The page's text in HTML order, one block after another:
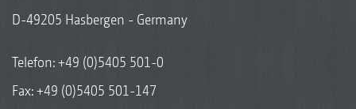
D-49205 Hasbergen - Germany
Telefon:+49 (0)5405 501-0
Fax: +49 (0)5405 501-147